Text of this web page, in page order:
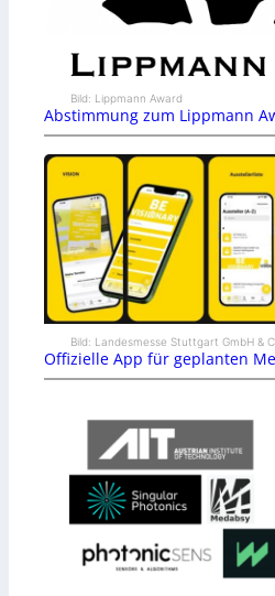
Bild: Lippmann Award
Abstimmung zum Lippmann
Bild: Landesmesse Stuttgart GmbH &
Offizielle App für geplanten